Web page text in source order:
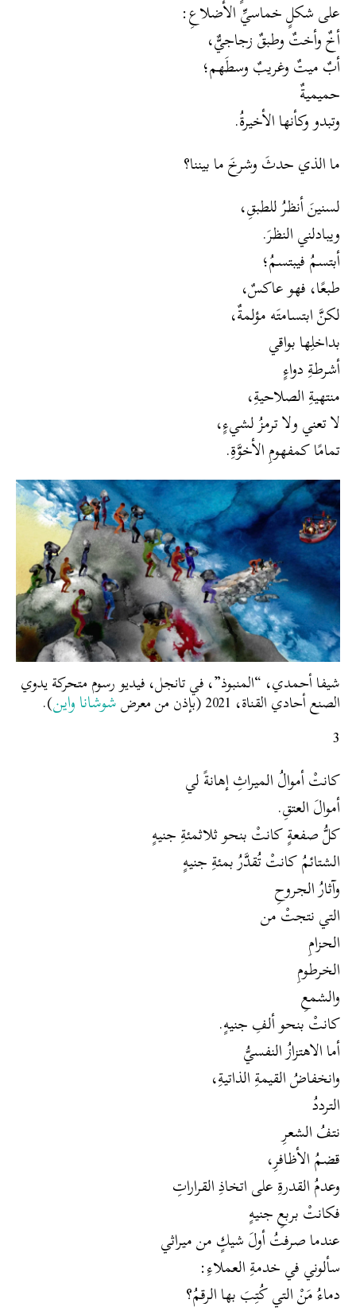
على شكلٍ خماسيِّ الأضلاعِ:
أخٌ وأختٌ وطبقٌ زجاجيٌّ،
أبٌ ميتٌ وغريبٌ وسطَهم؛
حميميةٌ
وتبدو وكأنها الأخيرةُ.
ما الذي حدثَ وشرخَ ما بيننا؟
لسنينَ أنظرُ للطبقِ،
ويبادلني النظرَ.
أبتسمُ فيبتسمُ؛
طبعًا، فهو عاكسٌ،
لكنَّ ابتسامتَه مؤلمةٌ،
بداخلِها بواقي
أشرطةِ دواءٍ
منتهيةِ الصلاحيةِ،
لا تعني ولا ترمزُ لشيءٍ،
تمامًا كمفهومِ الأخوَّةِ.
شيفا أحمدي، “المنبوذ”، في تانجل، فيديو رسوم متحركة يدوي
الصنع أحادي القناة، 2021 (بإذن من معرض شوشانا واين).
3
كانتْ أموالُ الميراثِ إهانةً لي
أموالَ العتقِ.
كلُّ صفعةٍ كانتْ بنحو ثلاثمئةِ جنيهٍ
الشتائمُ كانتْ تُقدَّرُ بمئةِ جنيهٍ
وآثارُ الجروحِ
التي نتجتْ من
الحزامِ
الخرطومِ
والشمعِ
كانتْ بنحو ألفِ جنيهٍ.
أما الاهتزازُ النفسيُّ
وانخفاضُ القيمةِ الذاتيةِ،
الترددُ
نتفُ الشعرِ
قضمُ الأظافرِ،
وعدمُ القدرةِ على اتخاذِ القراراتِ
فكانتْ بربعِ جنيهٍ
عندما صرفتُ أولَ شيكٍ من ميراثي
سألوني في خدمةِ العملاءِ:
دماءُ مَنْ التي كُتِبَ بها الرقمُ؟